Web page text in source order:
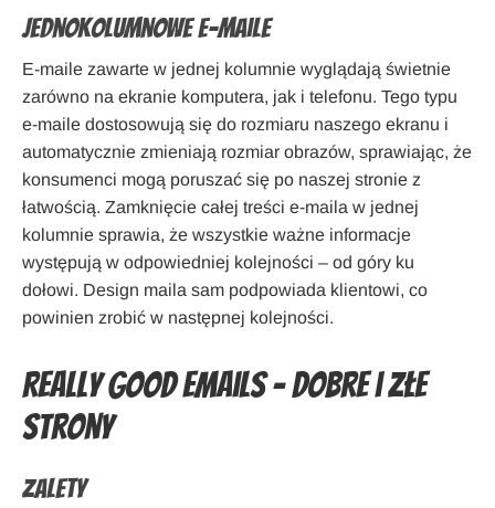
Jednokolumnowe e-maile
E-maile zawarte w jednej kolumnie wyglądają świetnie
zarówno na ekranie komputera, jak i telefonu. Tego typu
e-maile dostosowują się do rozmiaru naszego ekranu i
automatycznie zmieniają rozmiar obrazów, sprawiając, że
konsumenci mogą poruszać się po naszej stronie z
łatwością. Zamknięcie całej treści e-maila w jednej
kolumnie sprawia, że wszystkie ważne informacje
występują w odpowiedniej kolejności – od góry ku
dołowi. Design maila sam podpowiada klientowi, co
powinien zrobić w następnej kolejności.
Really Good Emails – Dobre i złe
strony
Zalety